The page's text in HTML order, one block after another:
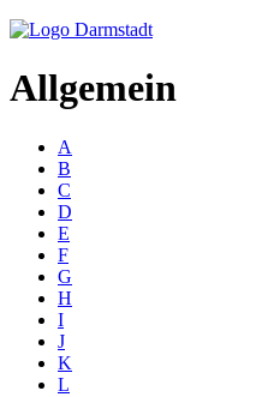
Allgemein
A
B
C
D
E
F
G
H
I
J
K
L